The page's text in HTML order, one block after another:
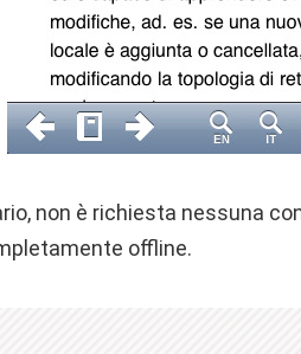
non è richiesta nessuna
offline.